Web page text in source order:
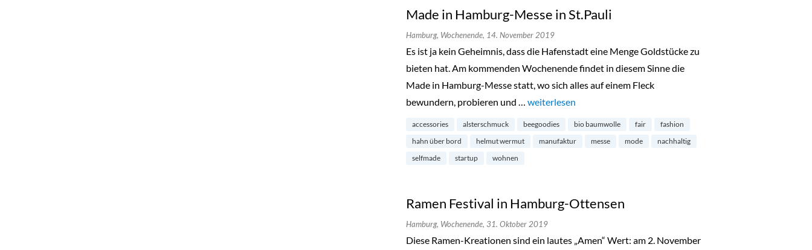
Made in Hamburg-Messe in St.Pauli
Hamburg, Wochenende, 14. November 2019
Es ist ja kein Geheimnis, dass die Hafenstadt eine Menge Goldstücke zu
bieten hat. Am kommenden Wochenende findet in diesem Sinne die
Made in Hamburg-Messe statt, wo sich alles auf einem Fleck
bewundern, probieren und … „Made in Hamburg-Messe in St.Pauli“
weiterlesen
accessories alsterschmuck beegoodies bio baumwolle fair
fashion
hahn über bord
helmut wermut manufaktur messe mode
nachhaltig
selfmade
startup wohnen
Ramen Festival in Hamburg-Ottensen
Hamburg, Wochenende, 31. Oktober 2019
Diese Ramen-Kreationen sind ein lautes „Amen“ Wert: am 2. November